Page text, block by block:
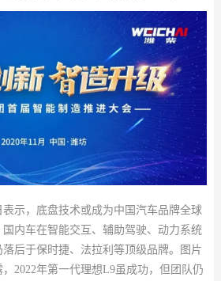
示，底盘技术或成为中国汽车品牌全球
内车在智能交互、辅助驾驶、动力系统
后于保时捷、法拉利等顶级品牌。图片
2022年第一代理想L9虽成功，但团队仍